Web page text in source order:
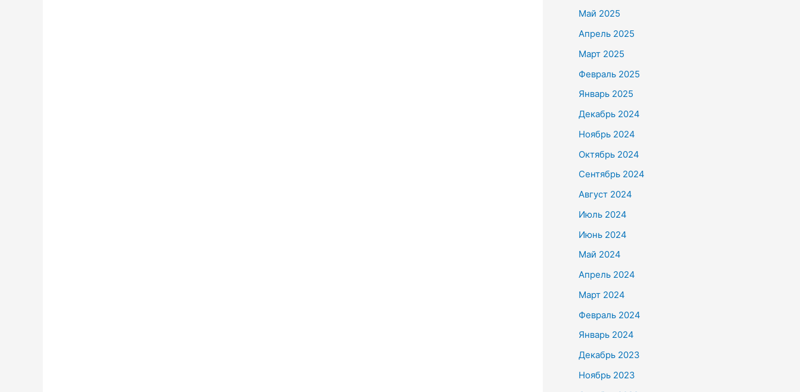
Май 2025
Апрель 2025
Март 2025
Февраль 2025
Январь 2025
Декабрь 2024
Ноябрь 2024
Октябрь 2024
Сентябрь 2024
Август 2024
Июль 2024
Июнь 2024
Май 2024
Апрель 2024
Март 2024
Февраль 2024
Январь 2024
Декабрь 2023
Ноябрь 2023